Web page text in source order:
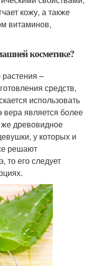
кожу, а также
витаминов,
косметике?
растения –
средств,
использовать
вера является более
древовидное
у которых и
решают
то его следует